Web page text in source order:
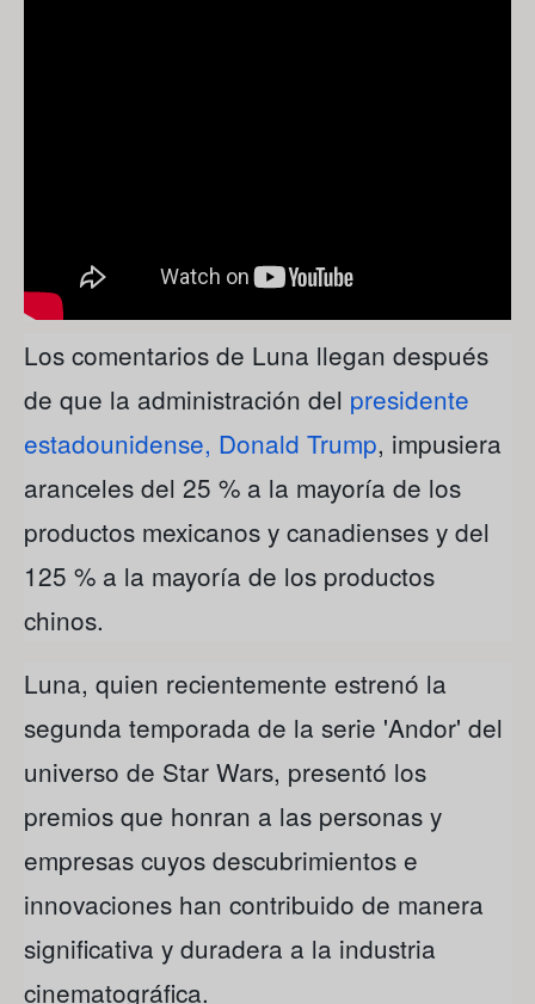
Los comentarios de Luna llegan después
de que la administración del presidente
estadounidense, Donald Trump, impusiera
aranceles del 25 % a la mayoría de los
productos mexicanos y canadienses y del
125 % a la mayoría de los productos
chinos.
Luna, quien recientemente estrenó la
segunda temporada de la serie 'Andor' del
universo de Star Wars, presentó los
premios que honran a las personas y
empresas cuyos descubrimientos e
innovaciones han contribuido de manera
significativa y duradera a la industria
cinematográfica.